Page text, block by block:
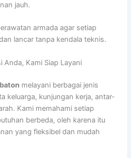
jauh.
armada agar setiap
lancar tanpa kendala teknis.
Anda, Kami Siap Layani
melayani berbagai jenis
keluarga, kunjungan kerja, antar-
Kami memahami setiap
berbeda, oleh karena itu
yang fleksibel dan mudah